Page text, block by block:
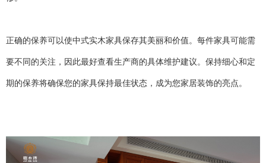
正确的保养可以使中式实木家具保存其美丽和价值。每件家具可能需
要不同的关注，因此最好查看生产商的具体维护建议。保持细心和定
期的保养将确保您的家具保持最佳状态，成为您家居装饰的亮点。